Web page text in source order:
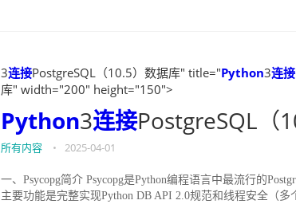
3连接PostgreSQL（10.5）数据库" title="Python3连接
库" width="200" height="150">
Python3连接PostgreSQL（
所有内容 • 2025-04-01
一、Psycopg简介 Psycopg是Python编程语言中最流行的
主要功能是完整实现Python DB API 2.0规范和线程安全（